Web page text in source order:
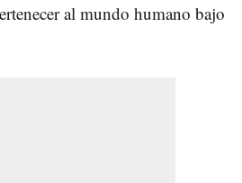
al mundo humano bajo